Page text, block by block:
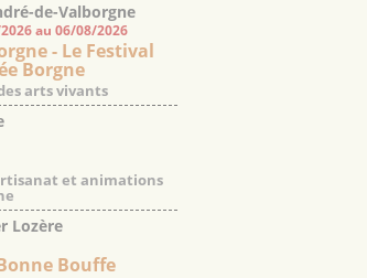
de-Valborgne
au 06/08/2026
- Le Festival
Borgne
arts vivants
et animations
Lozère
Bouffe